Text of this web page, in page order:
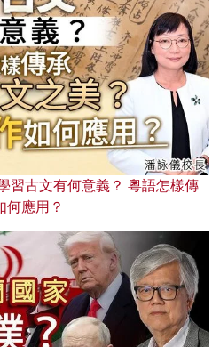
習古文有何意義？ 粵語怎樣傳
何應用？